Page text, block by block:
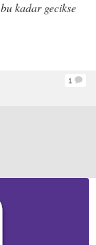
kadar gecikse
1